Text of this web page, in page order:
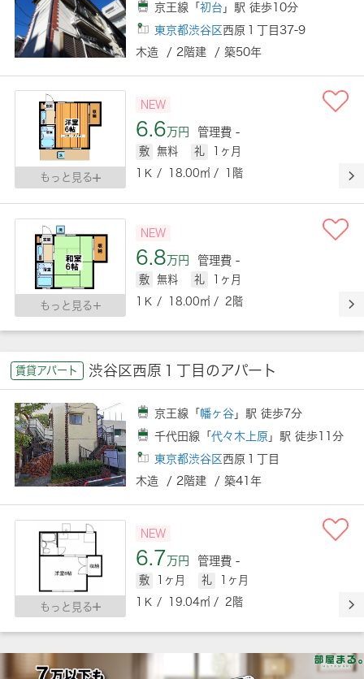
京王線「初台 」駅 徒歩10分
東京都渋谷区西原１丁目37-9
木造 / 2階建 / 築50年
もっと見る
NEW
6.6万円 管理費 -
敷 無料 礼
1ヶ月
1Ｋ / 18.00㎡ / 1階
もっと見る
NEW
6.8万円 管理費 -
敷 無料 礼
1ヶ月
1Ｋ / 18.00㎡ / 2階
賃貸アパート 渋谷区西原１丁目のアパート
京王線「 幡ヶ谷 」駅 徒歩7分
千代田線「代々木上原 」駅 徒歩11分
東京都渋谷区西原１丁目
木造 / 2階建 / 築41年
もっと見る
NEW
6.7万円 管理費 -
敷 1ヶ月 礼
1ヶ月
1Ｋ / 19.04㎡ / 2階